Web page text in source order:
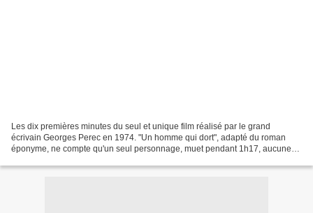
Les dix premières minutes du seul et unique film réalisé par le grand
écrivain Georges Perec en 1974. "Un homme qui dort", adapté du roman
éponyme, ne compte qu'un seul personnage, muet pendant 1h17, aucune